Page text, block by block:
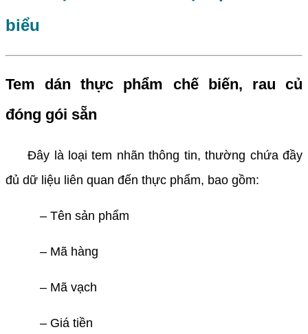
biểu
Tem dán thực phẩm chế biến, rau củ
đóng gói sẵn
Đây là loại tem nhãn thông tin, thường chứa đầy
đủ dữ liệu liên quan đến thực phẩm, bao gồm:
– Tên sản phẩm
– Mã hàng
– Mã vạch
– Giá tiền